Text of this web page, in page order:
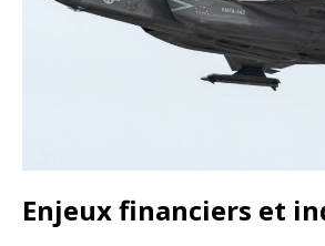
Enjeux financiers et